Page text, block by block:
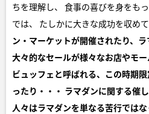
ちを理解し、 食事の喜びを身をも
では、 たしかに大きな成功を収め
ン・マーケットが開催されたり、ラ
大々的なセールが様々なお店やモー
ビュッフェと呼ばれる、この時期
ったり・・・ ラマダンに関する催
人々はラマダンを単なる苦行ではな